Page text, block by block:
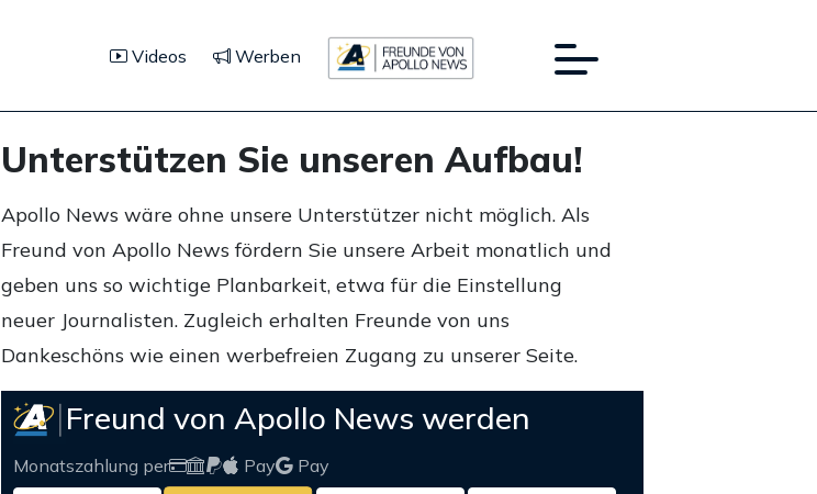
Videos Werben
Unterstützen Sie unseren Aufbau!
Apollo News wäre ohne unsere Unterstützer nicht möglich. Als
Freund von Apollo News fördern Sie unsere Arbeit monatlich und
geben uns so wichtige Planbarkeit, etwa für die Einstellung
neuer Journalisten. Zugleich erhalten Freunde von uns
Dankeschöns wie einen werbefreien Zugang zu unserer Seite.
Freund von Apollo News werden
Monatszahlung per Pay Pay